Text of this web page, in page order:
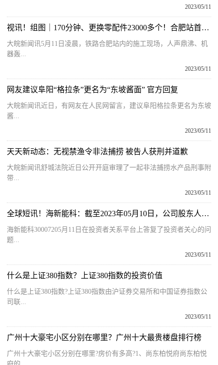
2023/05/11
视讯！组图｜170分钟、更换零配件23000多个！合肥站首次机械化更换长钢轨
大皖新闻讯5月11日凌晨，铁路合肥站内的施工现场，人声鼎沸、机
器轰...
2023/05/11
网友建议阜阳“格拉条”更名为“东坡酱面” 官方回复
大皖新闻讯近日，有网友在人民网留言，建议阜阳格拉条更名为东坡
酱...
2023/05/11
天天新动态：无视禁渔令非法捕捞 被告人获刑并道歉
大皖新闻讯舒城法院近日公开开庭审理了一起非法捕捞水产品刑事附
带...
2023/05/11
全球短讯！海新能科：截至2023年05月10日，公司股东人数为44,837名
海新能科30007205月11日在投资者关系平台上答复了投资者关心的问
题...
2023/05/11
什么是上证380指数？上证380指数的投资价值
什么是上证380指数?上证380指数由沪证券交易所和中国证券指数公
司联...
2023/05/11
广州十大豪宅小区分别在哪里？广州十大最贵楼盘排行榜
广州十大豪宅小区分别在哪里?房价有多高?1、尚东柏悦府尚东柏悦